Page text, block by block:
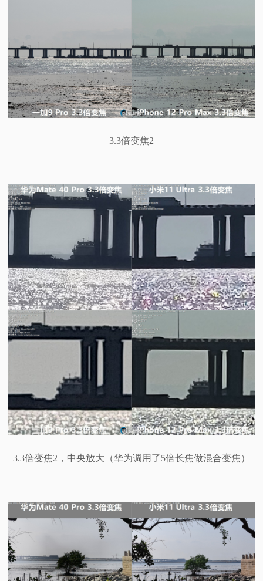
3.3倍变焦2
3.3倍变焦2，中央放大（华为调用了5倍长焦做混合变焦）